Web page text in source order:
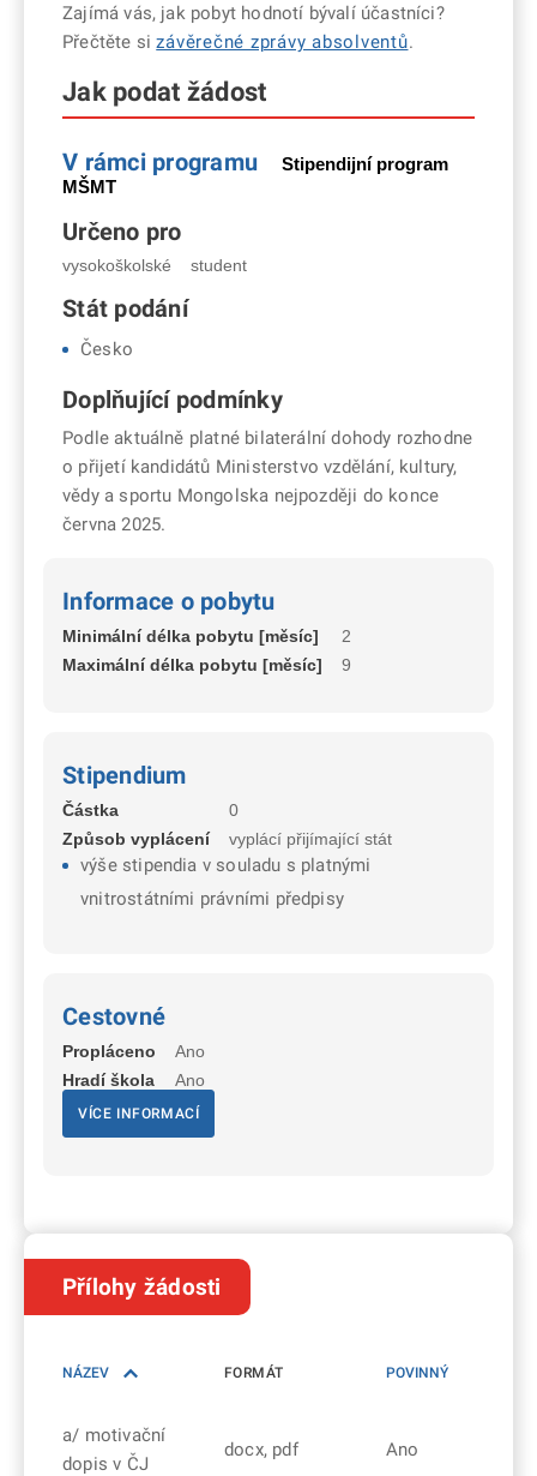
Zajímá vás, jak pobyt hodnotí bývalí účastníci?
Přečtěte sizávěrečné zprávy absolventů.
Jak podat žádost
V rámci programu
Stipendijní program
MŠMT
Určeno pro
vysokoškolské student
Stát podání
Česko
Doplňující podmínky
Podle aktuálně platné bilaterální dohody rozhodne
o přijetí kandidátů Ministerstvo vzdělání, kultury,
vědy a sportu Mongolska nejpozději do konce
června 2025.
Informace o pobytu
Minimální délka pobytu [měsíc]
2
Maximální délka pobytu [měsíc]
9
Stipendium
Částka
0
Způsob vyplácení
vyplácí přijímající stát
výše stipendia v souladu s platnými
vnitrostátními právními předpisy
Cestovné
Propláceno
Ano
Hradí škola
Ano
VÍCE INFORMACÍ
Přílohy žádosti
NÁZEV FORMÁT POVINNÝ
a/ motivační
dopis v ČJ
docx, pdf Ano